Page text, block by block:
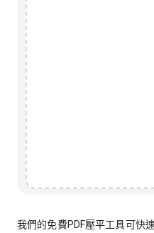
我們的免費PDF壓平工具可快